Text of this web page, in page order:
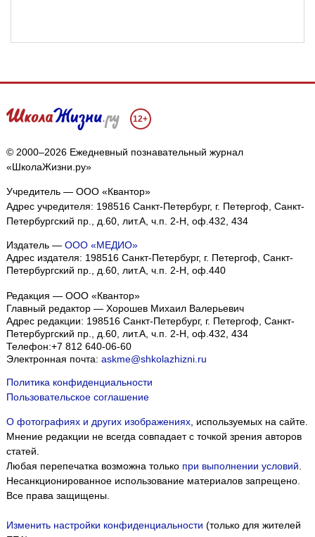
12+
© 2000–2026 Ежедневный познавательный журнал
«ШколаЖизни.ру»
Учредитель — ООО «Квантор»
Адрес учредителя: 198516 Санкт-Петербург, г. Петергоф, Санкт-
Петербургский пр., д.60, лит.А, ч.п. 2-Н, оф.432, 434
Издатель — ООО «МЕДИО»
Адрес издателя: 198516 Санкт-Петербург, г. Петергоф, Санкт-
Петербургский пр., д.60, лит.А, ч.п. 2-Н, оф.440
Редакция — ООО «Квантор»
Главный редактор — Хорошев Михаил Валерьевич
Адрес редакции: 198516 Санкт-Петербург, г. Петергоф, Санкт-
Петербургский пр., д.60, лит.А, ч.п. 2-Н, оф.432, 434
Телефон:+7 812 640-06-60
Электронная почта: askme@shkolazhizni.ru
Политика конфиденциальности
Пользовательское соглашение
О фотографиях и других изображениях, используемых на сайте.
Мнение редакции не всегда совпадает с точкой зрения авторов
статей.
Любая перепечатка возможна только при выполнении условий.
Несанкционированное использование материалов запрещено.
Все права защищены.
Изменить настройки конфиденциальности (только для жителей